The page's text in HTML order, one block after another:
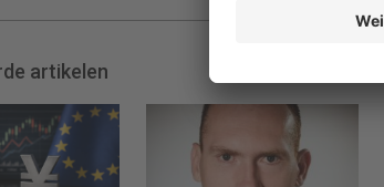
artikelen